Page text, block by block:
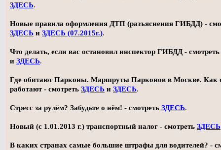
ЗДЕСЬ.
Новые правила оформления ДТП (разъяснения ГИБДД) -
ЗДЕСЬ и ЗДЕСЬ (07.2015г.).
Что делать, если вас остановил инспектор ГИБДД - смотреть
и ЗДЕСЬ.
Где обитают Парконы. Маршруты Парконов в Москве. Как
работают - смотреть ЗДЕСЬ и ЗДЕСЬ.
Стресс за рулём? Забудьте о нём! - смотреть ЗДЕСЬ.
Новый (с 1.01.2013 г.) транспортный налог - смотреть ЗДЕСЬ
В каких странах самые большие штрафы для водителей? -